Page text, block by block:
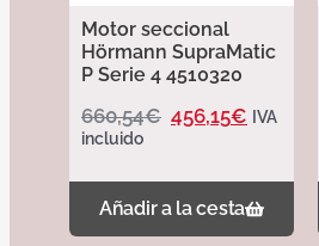
Motor seccional
Hörmann SupraMatic
P Serie 4 4510320
660,54€ 456,15€ IVA
incluido
Añadir a la cesta